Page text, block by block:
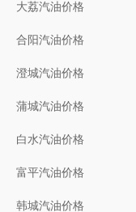
大荔汽油价格
合阳汽油价格
澄城汽油价格
蒲城汽油价格
白水汽油价格
富平汽油价格
韩城汽油价格